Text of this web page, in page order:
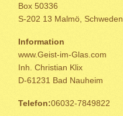
Box 50336
S-202 13 Malmö, Schweden
Information
www.Geist-im-Glas.com
Inh. Christian Klix
D-61231 Bad Nauheim
Telefon:06032-7849822